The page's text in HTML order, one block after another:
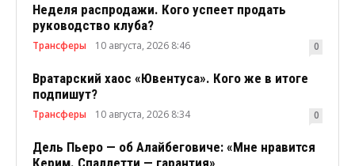
Неделя распродажи. Кого успеет продать
руководство клуба?
Трансферы 10 августа, 2026 8:46 0
Вратарский хаос «Ювентуса». Кого же в итоге
подпишут?
Трансферы 10 августа, 2026 8:34 0
Дель Пьеро — об Алайбеговиче: «Мне нравится
Керим. Спаллетти — гарантия»